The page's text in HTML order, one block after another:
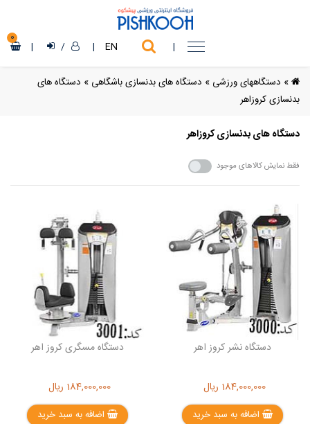
|
EN
|
/
|
0
» دستگاههای ورزشی » دستگاه های بدنسازی باشگاهی » دستگاه های
بدنسازی کروزاهر
دستگاه های بدنسازی کروزاهر
فقط نمایش کالاهای موجود
دستگاه نشر کروز اهر
184,000,000 ریال
اضافه به سبد خرید
دستگاه مسگری کروز اهر
184,000,000 ریال
اضافه به سبد خرید